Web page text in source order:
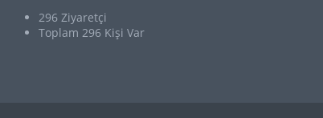
296 Ziyaretçi
Toplam 296 Kişi Var